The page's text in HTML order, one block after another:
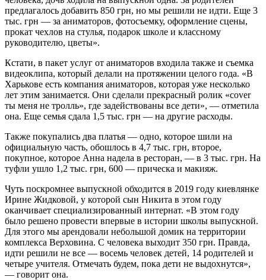
предлагалось добавить 850 грн, но мы решили не идти. Еще 3
тыс. грн — за аниматоров, фотосъемку, оформление сцены,
прокат чехлов на стулья, подарок школе и классному
руководителю, цветы».
Кстати, в пакет услуг от аниматоров входила также и съемка
видеоклипа, который делали на протяжении целого года. «В
Харькове есть компания аниматоров, которая уже несколько
лет этим занимается. Они сделали прекрасный ролик «cover
ты меня не тролль», где задействованы все дети», — отметила
она. Еще семья сдала 1,5 тыс. грн — на другие расходы.
Также покупались два платья — одно, которое шили на
официальную часть, обошлось в 4,7 тыс. грн, второе,
покупное, которое Анна надела в ресторан, — в 3 тыс. грн. На
туфли ушло 1,2 тыс. грн, 600 — прическа и макияж.
Чуть поскромнее выпускной обходится в 2019 году киевлянке
Ирине Жидковой, у которой сын Никита в этом году
оканчивает специализированный интернат. «В этом году
было решено провести впервые в истории школы выпускной.
Для этого мы арендовали небольшой домик на территории
комплекса Верховина. С человека выходит 350 грн. Правда,
идти решили не все — восемь человек детей, 14 родителей и
четыре учителя. Отмечать будем, пока дети не выдохнутся»,
— говорит она.